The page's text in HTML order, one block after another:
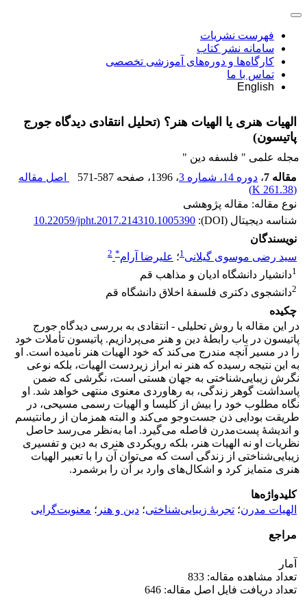
فهرست نشریات
سامانه نشر کتاب
کارگاه‌ها و دوره‌های آموزشی تخصصی
تماس با ما
English
الهیات هنری یا الهیات هنر؟ (تحلیل انتقادی دیدگاه جورج
پاتیسون)
مجله علمی " فلسفه دین "
مقاله 7
، دوره 14، شماره 3 ، 1396 ، صفحه 571-587
اصل مقاله
(
261.38 K
)
نوع مقاله: مقاله پژوهشی
شناسه دیجیتال (DOI):
10.22059/jpht.2017.214310.1005390
نویسندگان
سید رضی موسوی گیلانی1؛ علیرضا آرام*
2
1دانشیار دانشگاه ادیان و مذاهب قم
2دانشجوی دکتری فلسفۀ اخلاق دانشگاه قم
چکیده
در این مقاله با روش تحلیلی - انتقادی به بررسی دیدگاه جورج
پاتیسون در باب رابطۀ دین و هنر می‌پردازیم. پاتیسون تأملات خود
را در مسیر آنچه مندرج می‌کند که خود الهیات هنر نامیده است. او
به این نتیجه رسیده که هنر نه ابراز زیردست الهیات، بلکه نوعی
نگرش زیبایی‌شناختی به جهان هستی است، نگرشی که ضمن
پاسداشت گوهر زندگی، به رهاوردی معنوی منتهی خواهد شد. او
نگاه مطلوب خود را بیش از کلیسا و الهیات رسمی مسیحی، در
طریقت بودایی ذن جست‌وجو می‌کند و البته همزمان از رمانتیسم
و اندیشۀ پست‌مدرن فاصله می‌گیرد. اما به‌نظر می‌رسد حاصل
نظریات او نه الهیات هنر، بلکه رویکردی هنری به دین و تفسیری
زیبایی‌شناختی از زندگی است که می‌توان آن‌ را با تعبیر الهیات
هنری متمایز کرد و اشکال‌های وارد بر آن ‌را برشمرد.
کلیدواژه‌ها
الهیات مدرن؛ تجربۀ زیبایی‌شناختی؛ دین و هنر ؛ معنویت‌گرایی
مراجع
آمار
تعداد مشاهده مقاله: 833
تعداد دریافت فایل اصل مقاله: 646